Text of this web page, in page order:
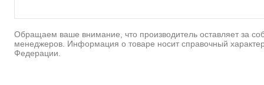
Обращаем ваше внимание, что производитель оставляет за
менеджеров. Информация о товаре носит справочный
Федерации.